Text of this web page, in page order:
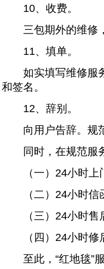
10、收费。
三包期外的维修
11、填单。
如实填写维修服务
和签名。
12、辞别。
向用户告辞。规范
同时，在规范服务
（一）24小时
（二）24小时
（三）24小时售
（四）24小时修
至此，“红地毯”服